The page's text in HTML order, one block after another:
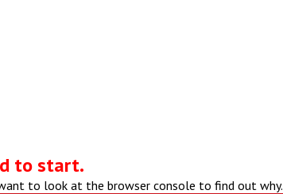
to start.
to look at the browser console to find out why.